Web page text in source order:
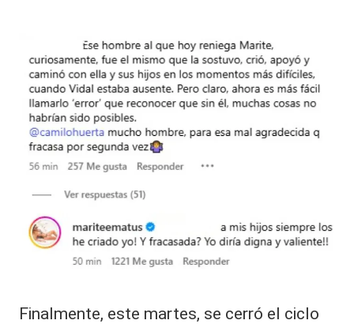
Finalmente, este martes, se cerró el ciclo